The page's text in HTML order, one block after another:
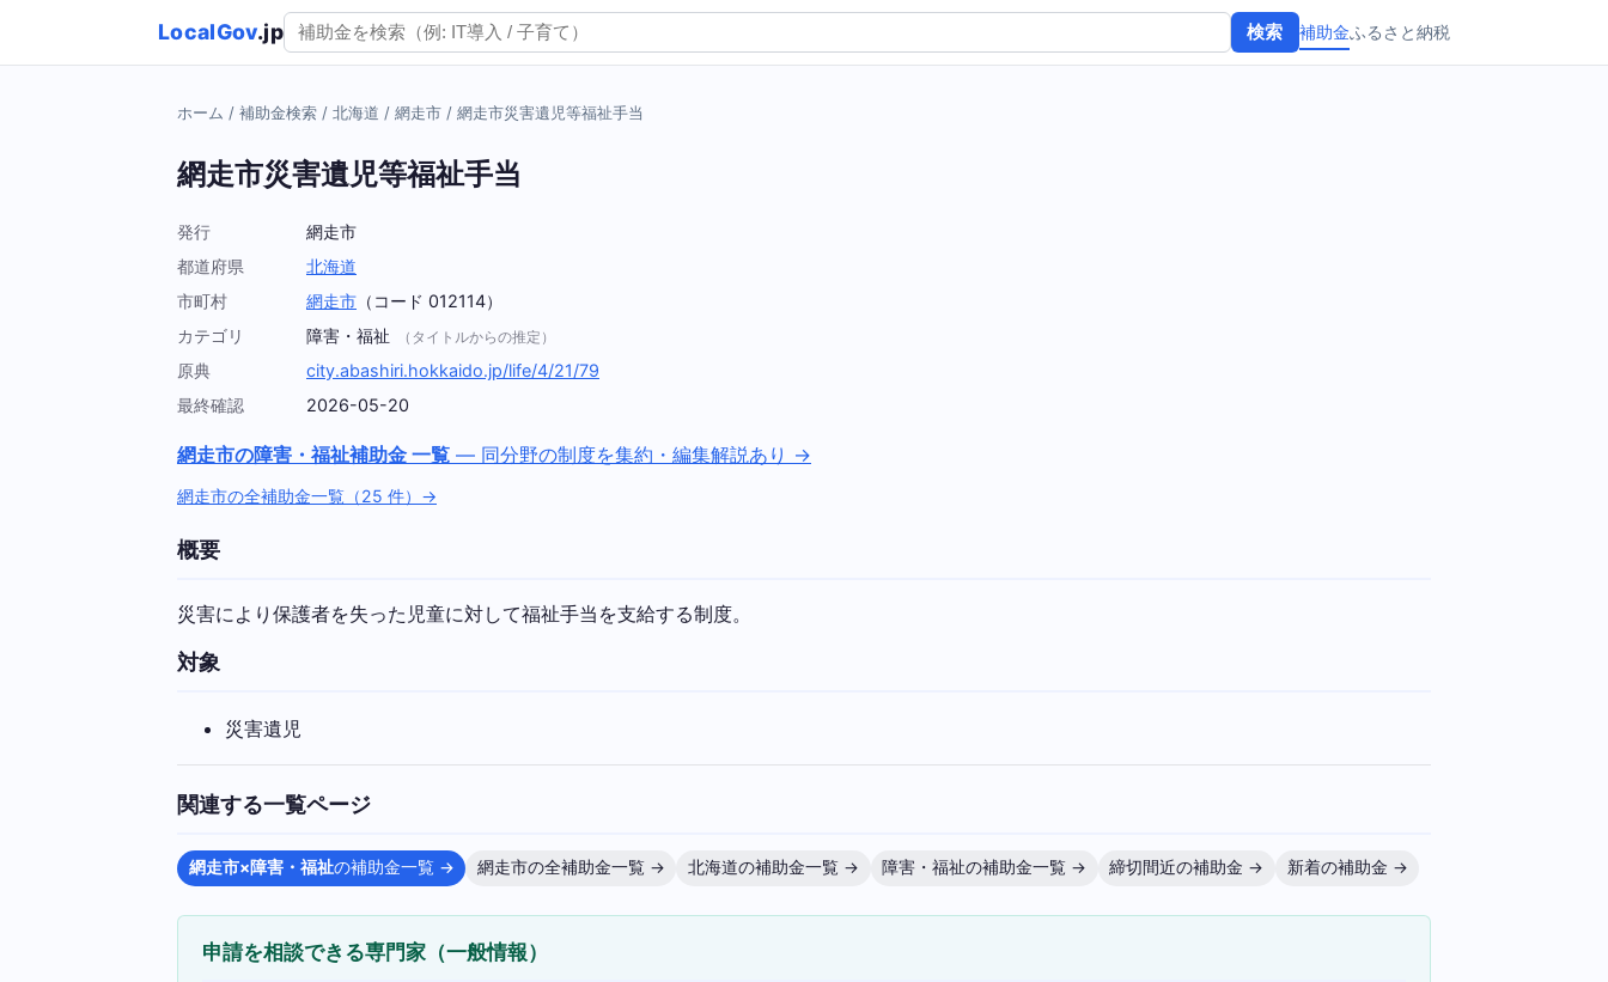
LocalGov.jp 検索 補助金ふるさと納税
ホーム / 補助金検索 / 北海道 / 網走市 / 網走市災害遺児等福祉手当
網走市災害遺児等福祉手当
発行
網走市
都道府県
北海道
市町村
網走市 （コード 012114）
カテゴリ
障害・福祉 （タイトルからの推定）
原典
city.abashiri.hokkaido.jp/life/4/21/79
最終確認
2026-05-20
網走市の障害・福祉補助金 一覧 — 同分野の制度を集約・編集解説あり →
網走市の全補助金一覧（25 件）→
概要
災害により保護者を失った児童に対して福祉手当を支給する制度。
対象
災害遺児
関連する一覧ページ
網走市×障害・福祉の補助金一覧 → 網走市の全補助金一覧 → 北海道の補助金一覧 → 障害・福祉の補助金一覧 → 締切間近の補助金 → 新着の補助金 →
申請を相談できる専門家（一般情報）